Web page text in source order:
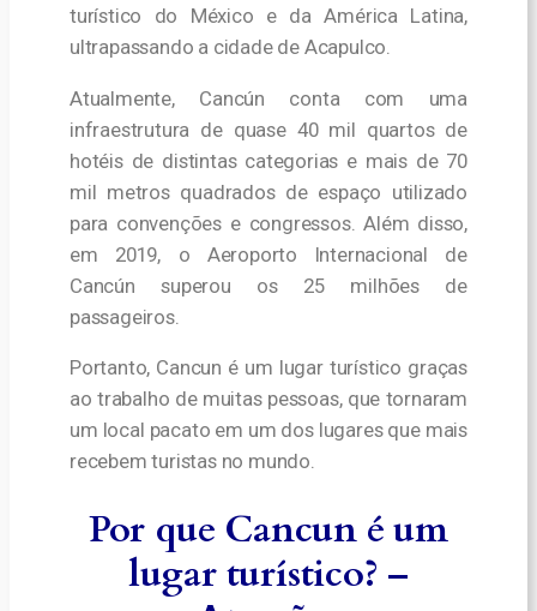
turístico do México e da América Latina,
ultrapassando a cidade de Acapulco.
Atualmente, Cancún conta com uma
infraestrutura de quase 40 mil quartos de
hotéis de distintas categorias e mais de 70
mil metros quadrados de espaço utilizado
para convenções e congressos.Além disso,
em 2019, o Aeroporto Internacional de
Cancún superou os 25 milhões de
passageiros.
Portanto, Cancun é um lugar turístico graças
ao trabalho de muitas pessoas, que tornaram
um local pacato em um dos lugares que mais
recebem turistas no mundo.
Por que Cancun é um
lugar turístico? –